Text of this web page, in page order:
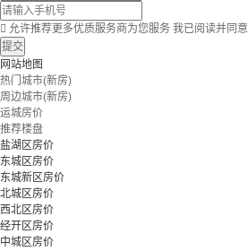
 允许推荐更多优质服务商为您服务 我已阅读并同意
提交
网站地图
热门城市(新房)
周边城市(新房)
运城房价
推荐楼盘
盐湖区房价
东城区房价
东城新区房价
北城区房价
西北区房价
经开区房价
中城区房价